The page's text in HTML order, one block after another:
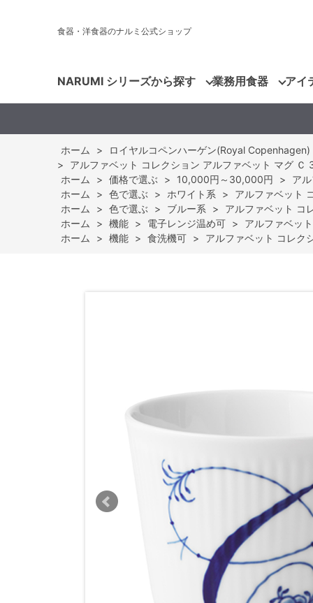
食器・洋食器のナルミ公式ショップ
NARUMI シリーズから探す 業務用食器 アイ
ホーム >
ロイヤルコペンハーゲン(Royal Copenhagen)
>
アルファベット コレクション アルファベット マグ
ホーム
> 価格で選ぶ > 10,000円～30,000円 >
ア
ホーム
> 色で選ぶ > ホワイト系 >
アルファベット
ホーム
> 色で選ぶ > ブルー系 >
アルファベット コ
ホーム
> 機能 > 電子レンジ温め可 >
アルファベッ
ホーム
> 機能 > 食洗機可 > アルファベット コレク